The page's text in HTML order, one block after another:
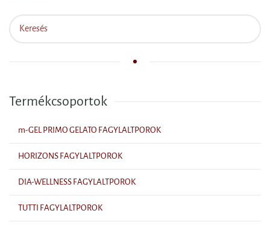
Termékcsoportok
m-GEL PRIMO GELATO FAGYLALTPOROK
HORIZONS FAGYLALTPOROK
DIA-WELLNESS FAGYLALTPOROK
TUTTI FAGYLALTPOROK